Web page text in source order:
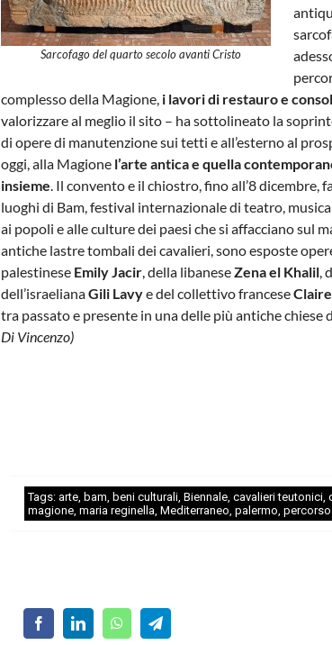
Sarcofago del quarto secolo avanti Cristo
complesso della Magione, i lavori di restauro e
valorizzare al meglio il sito – ha sottolineato la
di opere di manutenzione sui tetti e all’esterno al
oggi, alla Magione l’arte antica e quella
insieme . Il convento e il chiostro, fino all’8 dicembre,
luoghi di Bam, festival internazionale di teatro,
ai popoli e alle culture dei paesi che si affacciano sul
antiche lastre tombali dei cavalieri, sono esposte
palestinese Emily Jacir , della libaneseZena el Khalil ,
dell’israelianaGili Lavye del collettivo francese
tra passato e presente in una delle più antiche chiese
Di Vincenzo)
Tags:arte bam beni culturali ,Biennale ,cavalieri teutonici ,
magione ,maria reginella ,Mediterraneo ,palermo ,